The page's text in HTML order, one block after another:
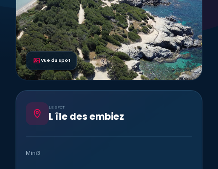
Vue du spot
LE SPOT
L île des embiez
Mini3